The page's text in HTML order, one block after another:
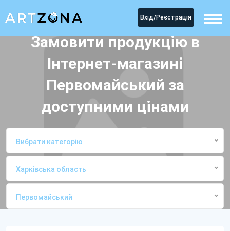
Вхід/Реєстрація
Замовити продукцію в
Інтернет-магазині
Первомайський за
доступними цінами
Вибрати категорію
Харківська область
Первомайський